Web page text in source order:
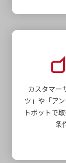
カスタマー
ツ」や「ア
トボットで
条